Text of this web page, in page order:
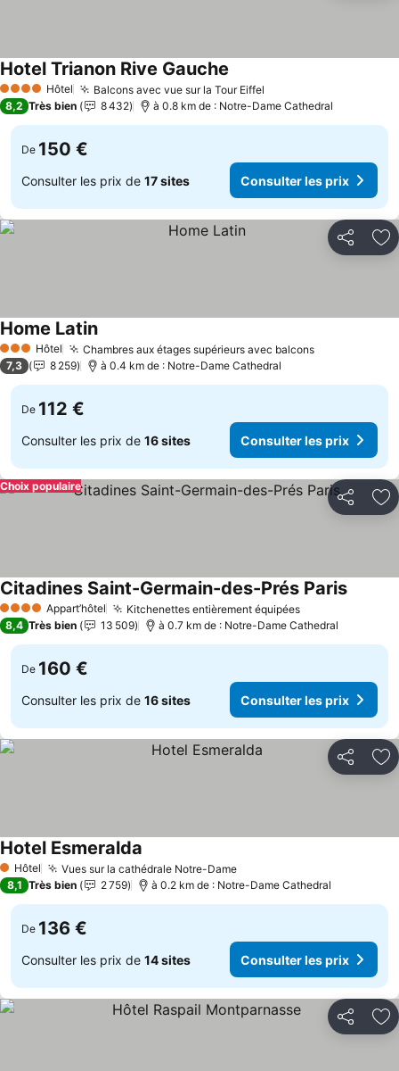
4 Étoiles Hôtel Balcons avec vue sur la Tour Eiffel
Hotel Trianon Rive Gauche
8,2 Très bien 8 432 à 0.8 km de : Notre-Dame Cathedral
De 150 €
Consulter les prix de 17 sites Consulter les prix
Partager
3 ÉtoilesHôtel Chambres aux étages supérieurs avec balcons
Home Latin
7,3 8 259 à 0.4 km de : Notre-Dame Cathedral
De 112 €
Consulter les prix de 16 sites Consulter les prix
Partager
Choix populaire
4 Étoiles Appart’hôtel Kitchenettes entièrement équipées
Citadines Saint-Germain-des-Prés Paris
8,4 Très bien 13 509 à 0.7 km de : Notre-Dame Cathedral
De 160 €
Consulter les prix de 16 sites Consulter les prix
Partager
1 Étoiles
Hôtel Vues sur la cathédrale Notre-Dame
Hotel Esmeralda
8,1 Très bien 2 759 à 0.2 km de : Notre-Dame Cathedral
De 136 €
Consulter les prix de 14 sites Consulter les prix
Partager